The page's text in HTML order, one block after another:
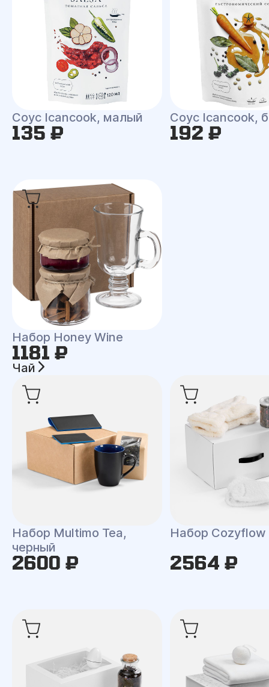
Соус Icancook, малый
135 ₽
Соус Icancook,
192 ₽
Набор Honey Wine
1181 ₽
Чай
Набор Multimo Tea,
черный
2600 ₽
Набор Cozyflow
2564 ₽